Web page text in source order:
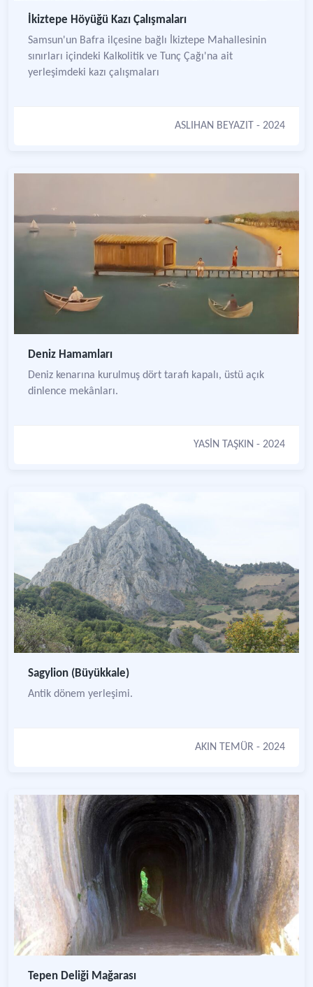
İkiztepe Höyüğü Kazı Çalışmaları
Samsun'un Bafra ilçesine bağlı İkiztepe Mahallesinin
sınırları içindeki Kalkolitik ve Tunç Çağı'na ait
yerleşimdeki kazı çalışmaları
ASLIHAN BEYAZIT - 2024
Deniz Hamamları
Deniz kenarına kurulmuş dört tarafı kapalı, üstü açık
dinlence mekânları.
YASİN TAŞKIN - 2024
Sagylion (Büyükkale)
Antik dönem yerleşimi.
AKIN TEMÜR - 2024
Tepen Deliği Mağarası